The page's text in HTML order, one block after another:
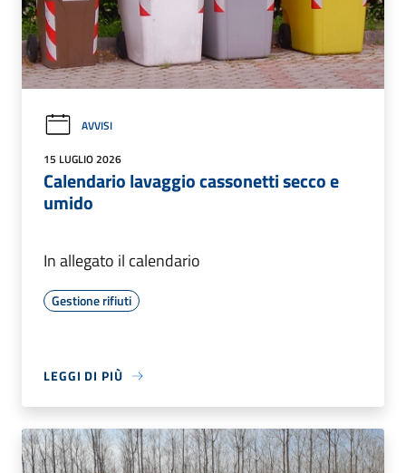
AVVISI
15 LUGLIO 2026
Calendario lavaggio cassonetti secco e
umido
In allegato il calendario
Gestione rifiuti
LEGGI DI PIÙ